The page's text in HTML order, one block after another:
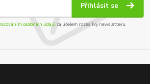
Přihlásit se
osobních údajůza účelem rozesílky newsletteru.